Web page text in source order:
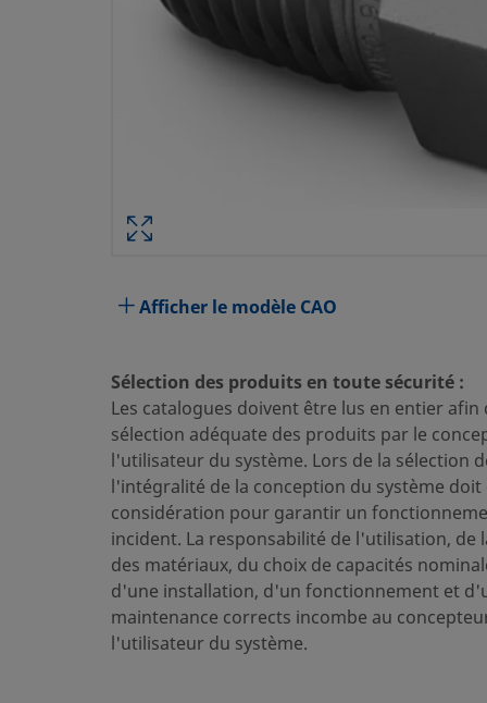
Dimension du raccordement 1
Type du raccordement 1
Filetage NPT mâle
Dimension du raccordement 2
1/4 po
Type du raccordement 2
Filetage NPT femelle
Réducteur de débit
Non
37020564
eClass (5.1.4)
37020514
Afficher le modèle CAO
Sélection des produits en toute sécurité :
Les catalogues doivent être lus en entier
sélection adéquate des produits par le
l'utilisateur du système. Lors de la sélection
l'intégralité de la conception du système doit
considération pour garantir un
incident. La responsabilité de l'utilisation, de
des matériaux, du choix de capacités
d'une installation, d'un fonctionnement et
maintenance corrects incombe au
l'utilisateur du système.